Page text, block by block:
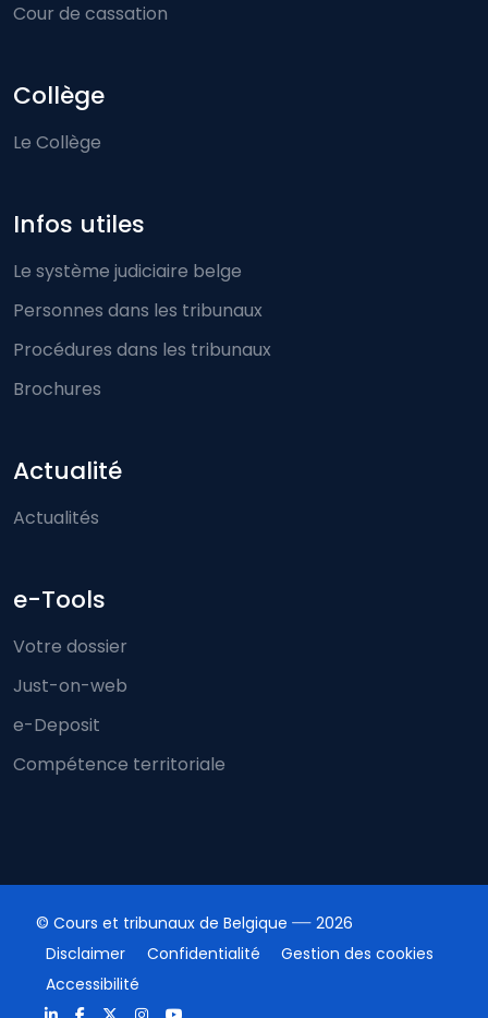
Cour de cassation
Collège
Le Collège
Infos utiles
Le système judiciaire belge
Personnes dans les tribunaux
Procédures dans les tribunaux
Brochures
Actualité
Actualités
e-Tools
Votre dossier
Just-on-web
e-Deposit
Compétence territoriale
© Cours et tribunaux de Belgique
2026
Disclaimer
Confidentialité
Gestion des cookies
Accessibilité